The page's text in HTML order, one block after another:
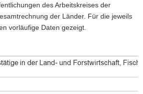
des Arbeitskreises der
der Länder. Für die jeweils
vorläufige Daten gezeigt.